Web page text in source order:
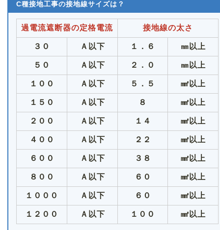
C種接地工事の接地線サイズは？
過電流遮断器の定格電流 接地線の太さ
３０ Ａ以下 １．６ ㎜以上
５０ Ａ以下 ２．０ ㎜以上
１００ Ａ以下 ５．５ ㎟以上
１５０ Ａ以下 ８ ㎟以上
２００ Ａ以下 １４ ㎟以上
４００ Ａ以下 ２２ ㎟以上
６００ Ａ以下 ３８ ㎟以上
８００ Ａ以下 ６０ ㎟以上
１０００ Ａ以下 ６０ ㎟以上
１２００ Ａ以下 １００ ㎟以上